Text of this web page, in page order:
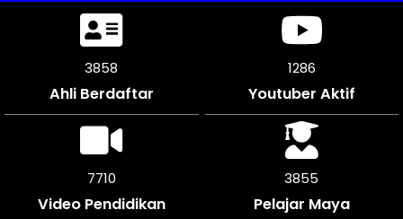
4302
Ahli Berdaftar
1312
Youtuber Aktif
8604
Video Pendidikan
4302
Pelajar Maya